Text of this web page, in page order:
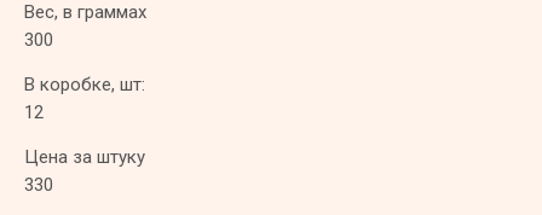
Вес, в граммах
300
В коробке, шт:
12
Цена за штуку
330